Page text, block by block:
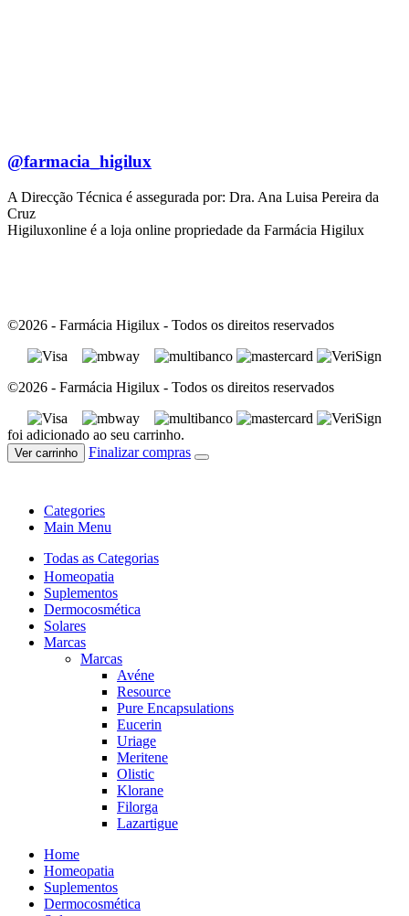
@farmacia_higilux
A Direcção Técnica é assegurada por: Dra. Ana Luisa Pereira da
Cruz
Higiluxonline é a loja online propriedade da Farmácia Higilux
©2026 - Farmácia Higilux - Todos os direitos reservados
©2026 - Farmácia Higilux - Todos os direitos reservados
foi adicionado ao seu carrinho.
Ver carrinho Finalizar compras
Categories
Main Menu
Todas as Categorias
Homeopatia
Suplementos
Dermocosmética
Solares
Marcas
Marcas
Avéne
Resource
Pure Encapsulations
Eucerin
Uriage
Meritene
Olistic
Klorane
Filorga
Lazartigue
Home
Homeopatia
Suplementos
Dermocosmética